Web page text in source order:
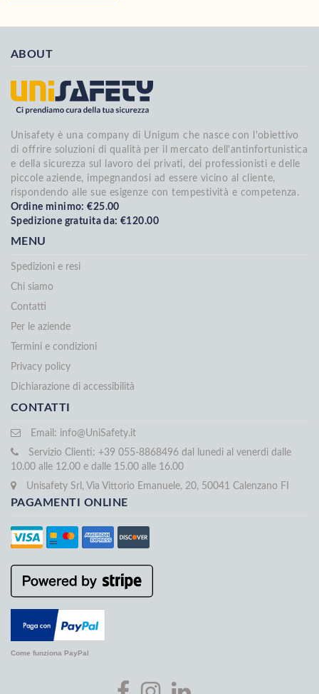
ABOUT
Unisafety è una company di Unigum che nasce con l'obiettivo
di offrire soluzioni di qualità per il mercato dell'antinfortunistica
e della sicurezza sul lavoro dei privati, dei professionisti e delle
piccole aziende, impegnandosi ad essere vicino al cliente,
rispondendo alle sue esigenze con tempestività e competenza.
Ordine minimo: €25.00
Spedizione gratuita da: €120.00
MENU
Spedizioni e resi
Chi siamo
Contatti
Per le aziende
Termini e condizioni
Privacy policy
Dichiarazione di accessibilità
CONTATTI
Email: info@UniSafety.it
Servizio Clienti: +39 055-8868496 dal lunedi al venerdi dalle
10.00 alle 12.00 e dalle 15.00 alle 16.00
Unisafety Srl, Via Vittorio Emanuele, 20, 50041 Calenzano FI
PAGAMENTI ONLINE
Come funziona PayPal